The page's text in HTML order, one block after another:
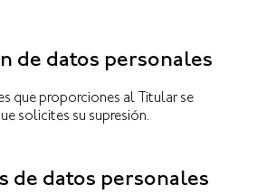
de datos personales
que proporciones al Titular se
solicites su supresión.
de datos personales